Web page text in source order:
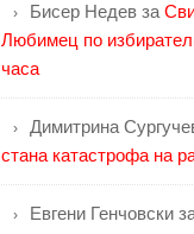
Бисер Недев за
Любимец по
часа
Димитрина
стана катастрофа на
Евгени Генчовски